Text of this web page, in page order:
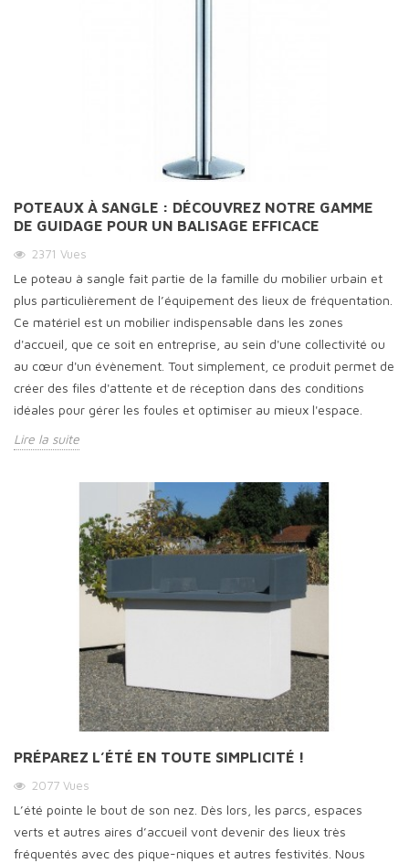
POTEAUX À SANGLE : DÉCOUVREZ NOTRE GAMME
DE GUIDAGE POUR UN BALISAGE EFFICACE
2371 Vues
Le poteau à sangle fait partie de la famille du mobilier urbain et
plus particulièrement de l’équipement des lieux de fréquentation.
Ce matériel est un mobilier indispensable dans les zones
d'accueil, que ce soit en entreprise, au sein d'une collectivité ou
au cœur d'un évènement. Tout simplement, ce produit permet de
créer des files d'attente et de réception dans des conditions
idéales pour gérer les foules et optimiser au mieux l'espace.
Lire la suite
PRÉPAREZ L’ÉTÉ EN TOUTE SIMPLICITÉ !
2077 Vues
L’été pointe le bout de son nez. Dès lors, les parcs, espaces
verts et autres aires d’accueil vont devenir des lieux très
fréquentés avec des pique-niques et autres festivités. Nous